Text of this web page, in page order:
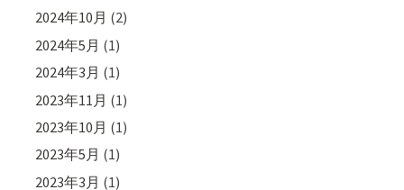
2024年10月 (2)
2024年5月 (1)
2024年3月 (1)
2023年11月 (1)
2023年10月 (1)
2023年5月 (1)
2023年3月 (1)